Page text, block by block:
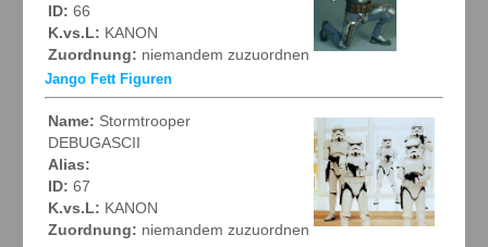
ID: 66
K.vs.L: KANON
Zuordnung: niemandem zuzuordnen
Jango Fett Figuren
Name: Stormtrooper
DEBUGASCII
Alias:
ID: 67
K.vs.L: KANON
Zuordnung: niemandem zuzuordnen